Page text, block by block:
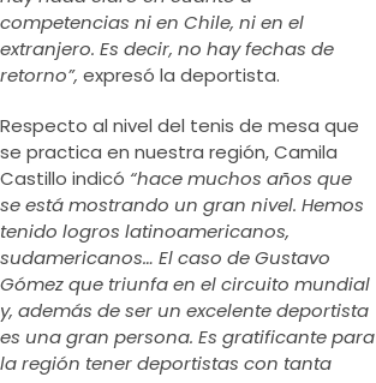
competencias ni en Chile, ni en el
extranjero. Es decir, no hay fechas de
retorno”, expresó la deportista.
Respecto al nivel del tenis de mesa que
se practica en nuestra región, Camila
Castillo indicó “hace muchos años que
se está mostrando un gran nivel. Hemos
tenido logros latinoamericanos,
sudamericanos… El caso de Gustavo
Gómez que triunfa en el circuito mundial
y, además de ser un excelente deportista
es una gran persona. Es gratificante para
la región tener deportistas con tanta